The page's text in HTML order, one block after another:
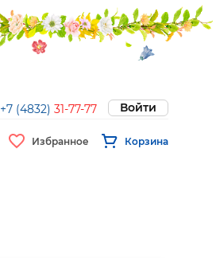
+7 (4832) 31-77-77 Войти
Избранное Корзина